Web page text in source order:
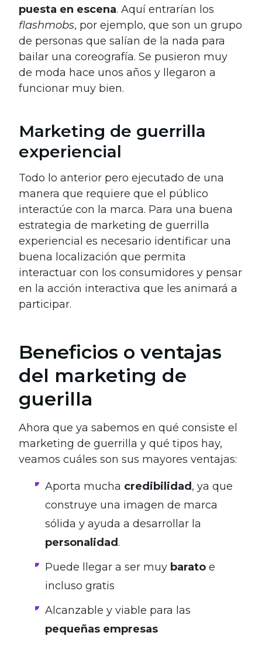
puesta en escena. Aquí entrarían los
flashmobs, por ejemplo, que son un grupo
de personas que salían de la nada para
bailar una coreografía. Se pusieron muy
de moda hace unos años y llegaron a
funcionar muy bien.
Marketing de guerrilla
experiencial
Todo lo anterior pero ejecutado de una
manera que requiere que el público
interactúe con la marca. Para una buena
estrategia de marketing de guerrilla
experiencial es necesario identificar una
buena localización que permita
interactuar con los consumidores y pensar
en la acción interactiva que les animará a
participar.
Beneficios o ventajas
del marketing de
guerilla
Ahora que ya sabemos en qué consiste el
marketing de guerrilla y qué tipos hay,
veamos cuáles son sus mayores ventajas:
Aporta mucha credibilidad , ya que
construye una imagen de marca
sólida y ayuda a desarrollar la
personalidad.
Puede llegar a ser muy barato e
incluso gratis
Alcanzable y viable para las
pequeñas empresas